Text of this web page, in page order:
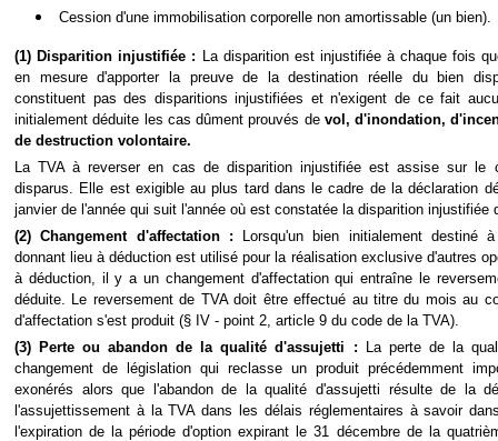
Cession d'une immobilisation corporelle non amortissable (un bien).
(1) Disparition injustifiée : La disparition est injustifiée à chaque fois
en mesure d'apporter la preuve de la destination réelle du bien
constituent pas des disparitions injustifiées et n'exigent de ce fait
initialement déduite les cas dûment prouvés devol, d'inondation,
de destruction volontaire.
La TVA à reverser en cas de disparition injustifiée est assise sur le
disparus. Elle est exigible au plus tard dans le cadre de la déclaration
janvier de l'année qui suit l'année où est constatée la disparition injustifiée
(2) Changement d'affectation : Lorsqu'un bien initialement destiné
donnant lieu à déduction est utilisé pour la réalisation exclusive d'autres
à déduction, il y a un changement d'affectation qui entraîne le
déduite. Le reversement de TVA doit être effectué au titre du mois au
d'affectation s'est produit (§ IV - point 2, article 9 du code de la TVA).
(3) Perte ou abandon de la qualité d'assujetti : La perte de la
changement de législation qui reclasse un produit précédemment
exonérés alors que l'abandon de la qualité d'assujetti résulte de la
l'assujettissement à la TVA dans les délais réglementaires à savoir
l'expiration de la période d'option expirant le 31 décembre de la